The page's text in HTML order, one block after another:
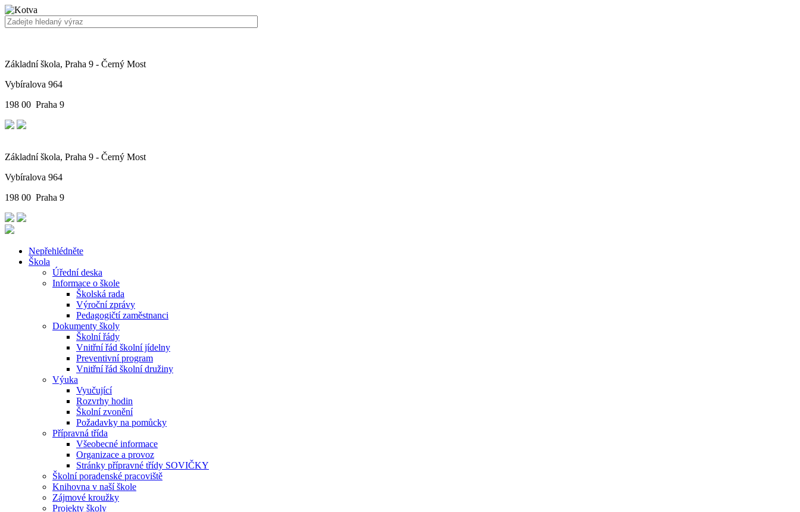
Základní škola, Praha 9 - Černý Most
Vybíralova 964
198 00 Praha 9
Základní škola, Praha 9 - Černý Most
Vybíralova 964
198 00 Praha 9
Nepřehlédněte
Škola
Úřední deska
Informace o škole
Školská rada
Výroční zprávy
Pedagogičtí zaměstnanci
Dokumenty školy
Školní řády
Vnitřní řád školní jídelny
Preventivní program
Vnitřní řád školní družiny
Výuka
Vyučující
Rozvrhy hodin
Školní zvonění
Požadavky na pomůcky
Přípravná třída
Všeobecné informace
Organizace a provoz
Stránky přípravné třídy SOVIČKY
Školní poradenské pracoviště
Knihovna v naší škole
Zájmové kroužky
Projekty školy